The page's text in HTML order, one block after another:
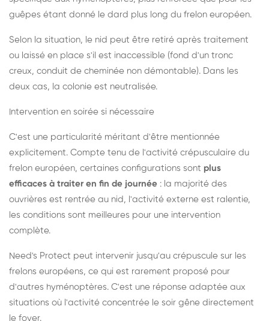
guêpes étant donné le dard plus long du frelon européen.
Selon la situation, le nid peut être retiré après traitement
ou laissé en place s'il est inaccessible (fond d'un tronc
creux, conduit de cheminée non démontable). Dans les
deux cas, la colonie est neutralisée.
Intervention en soirée si nécessaire
C'est une particularité méritant d'être mentionnée
explicitement. Compte tenu de l'activité crépusculaire du
frelon européen, certaines configurations sont plus
efficaces à traiter en fin de journée : la majorité des
ouvrières est rentrée au nid, l'activité externe est ralentie,
les conditions sont meilleures pour une intervention
complète.
Need's Protect peut intervenir jusqu'au crépuscule sur les
frelons européens, ce qui est rarement proposé pour
d'autres hyménoptères. C'est une réponse adaptée aux
situations où l'activité concentrée le soir gêne directement
le foyer.